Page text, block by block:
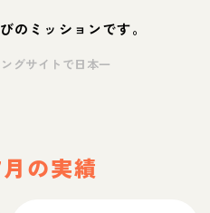
のミッションです。
グサイトで日本一
の実績